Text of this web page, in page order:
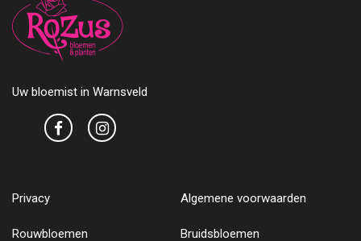
Uw bloemist in Warnsveld
Privacy Algemene voorwaarden
Rouwbloemen Bruidsbloemen